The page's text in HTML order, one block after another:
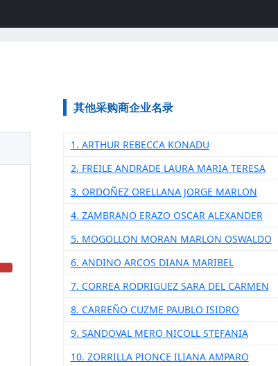
其他采购商企业名录
1. ARTHUR REBECCA KONADU
2. FREILE ANDRADE LAURA MARIA TERESA
3. ORDOÑEZ ORELLANA JORGE MARLON
4. ZAMBRANO ERAZO OSCAR ALEXANDER
5. MOGOLLON MORAN MARLON OSWALDO
6. ANDINO ARCOS DIANA MARIBEL
7. CORREA RODRIGUEZ SARA DEL CARMEN
8. CARREÑO CUZME PAUBLO ISIDRO
9. SANDOVAL MERO NICOLL STEFANIA
10. ZORRILLA PIONCE ILIANA AMPARO